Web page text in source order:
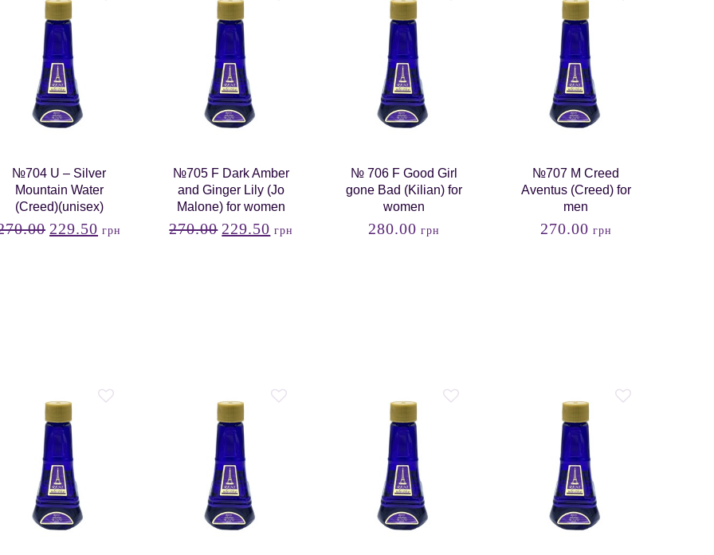
№704 U – Silver
Mountain Water
(Creed)(unisex)
229.50 грн
№705 F Dark Amber
and Ginger Lily (Jo
Malone) for women
270.00 229.50 грн
№ 706 F Good Girl
gone Bad (Kilian) for
women
280.00 грн
№707 M Creed
Aventus (Creed) for
men
270.00 грн